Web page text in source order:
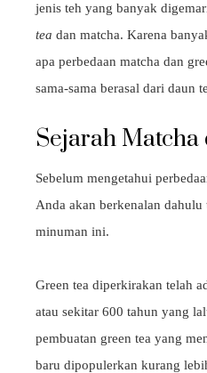
jenis teh yang banyak
tea dan matcha. Karena
apa perbedaan matcha dan
sama-sama berasal dari daun
Sejarah Matcha
Sebelum mengetahui
Anda akan berkenalan dahulu
minuman ini.
Green tea diperkirakan telah
atau sekitar 600 tahun yang
pembuatan green tea yang
baru dipopulerkan kurang